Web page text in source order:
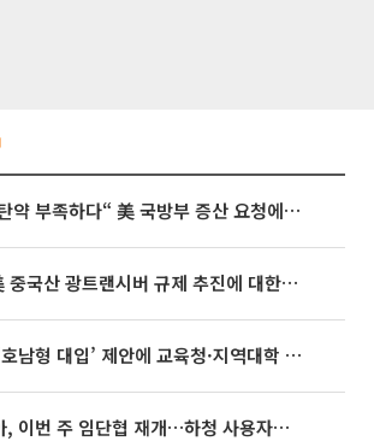
[특징주] “탄약 부족하다“ 美 국방부 증산 요청에⋯국내 방산주 급등세
[특징주] 美 중국산 광트랜시버 규제 추진에 대한광통신 등 광통신株 강세
형 대입’ 제안에 교육청·지역대학 서·논술형 입시 연계 '착수'
현대차·기아, 이번 주 임단협 재개…하청 사용자성 재심도 ‘변수’